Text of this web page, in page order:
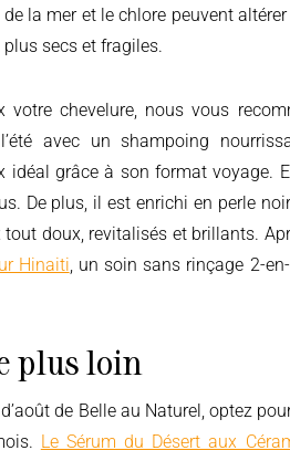
la mer et le chlore peuvent
secs et fragiles.
votre chevelure, nous vous
avec un shampoing
idéal grâce à son format voyage.
De plus, il est enrichi en perle
doux, revitalisés et brillants.
Hinaiti, un soin sans rinçage 2-
plus loin
Le Sérum du Désert aux